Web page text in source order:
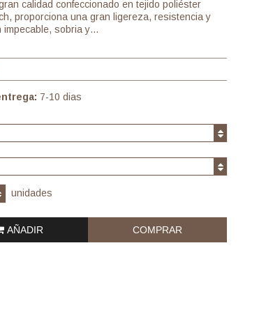
calidad confeccionado en tejido poliéster
proporciona una gran ligereza, resistencia y
impecable, sobria y…
7-10 dias
unidades
AÑADIR COMPRAR